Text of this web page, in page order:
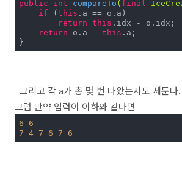
public
int compareTo ( final
if (this .a == o.a)
return this .idx - o.idx;
return o.a - this .a;
}
그리고 각 a가 총 몇 번 나왔는지도 세둔
그럼 만약 입력이 이하와 같다면
6 6
7 4 7 6 7 6